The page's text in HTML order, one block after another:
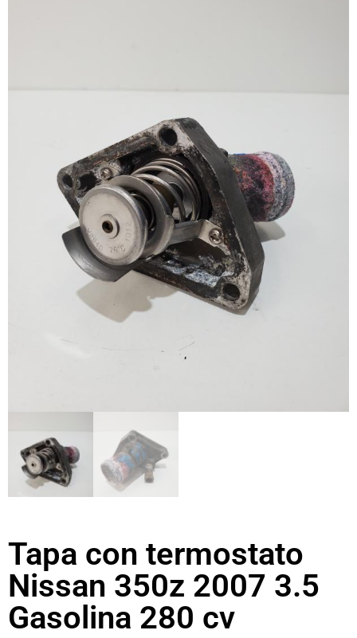
Tapa con termostato
Nissan 350z 2007 3.5
Gasolina 280 cv